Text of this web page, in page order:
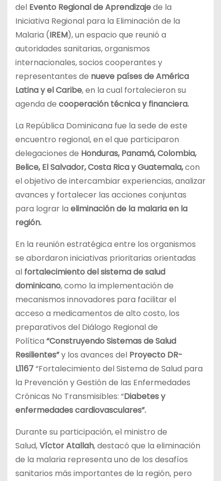
del Evento Regional de Aprendizajede la
Iniciativa Regional para la Eliminación de la
Malaria (IREM), un espacio que reunió a
autoridades sanitarias, organismos
internacionales, socios cooperantes y
representantes de nueve países de América
Latina y el Caribe, en la cual fortalecieron su
agenda de cooperación técnica y financiera.
La República Dominicana fue la sede de este
encuentro regional, en el que participaron
delegaciones de Honduras, Panamá, Colombia,
Belice, El Salvador, Costa Rica y Guatemala,con
el objetivo de intercambiar experiencias, analizar
avances y fortalecer las acciones conjuntas
para lograr la eliminación de la malaria en la
región.
En la reunión estratégica entre los organismos
se abordaron iniciativas prioritarias orientadas
al fortalecimiento del sistema de salud
dominicano, como la implementación de
mecanismos innovadores para facilitar el
acceso a medicamentos de alto costo, los
preparativos del Diálogo Regional de
Política “Construyendo Sistemas de Salud
Resilientes”y los avances del Proyecto DR-
L1167“Fortalecimiento del Sistema de Salud para
la Prevención y Gestión de las Enfermedades
Crónicas No Transmisibles: “Diabetes y
enfermedades cardiovasculares”.
Durante su participación, el ministro de
Salud,Víctor Atallah, destacó que la eliminación
de la malaria representa uno de los desafíos
sanitarios más importantes de la región, pero